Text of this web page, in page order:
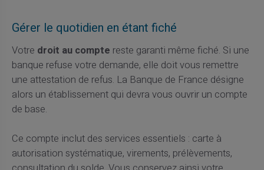
Gérer le quotidien en étant fiché
Votre droit au compte reste garanti même fiché. Si une
banque refuse votre demande, elle doit vous remettre
une attestation de refus. La Banque de France désigne
alors un établissement qui devra vous ouvrir un compte
de base.
Ce compte inclut des services essentiels : carte à
autorisation systématique, virements, prélèvements,